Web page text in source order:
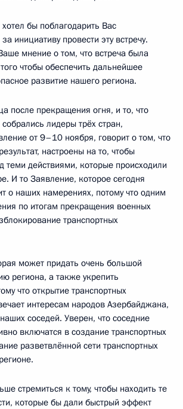
бы поблагодарить Вас
инициативу провести эту встречу.
мнение о том, что встреча была
чтобы обеспечить дальнейшее
развитие нашего региона.
после прекращения огня, и то, что
лидеры трёх стран,
от 9–10 ноября, говорит о том, что
настроены на то, чтобы
теми действиями, которые происходили
И то Заявление, которое сегодня
о наших намерениях, потому что одним
по итогам прекращения военных
транспортных
может придать очень большой
региона, а также укрепить
что открытие транспортных
интересам народов Азербайджана,
соседей. Уверен, что соседние
включатся в создание транспортных
разветвлённой сети транспортных
стремиться к тому, чтобы находить те
которые бы дали быстрый эффект